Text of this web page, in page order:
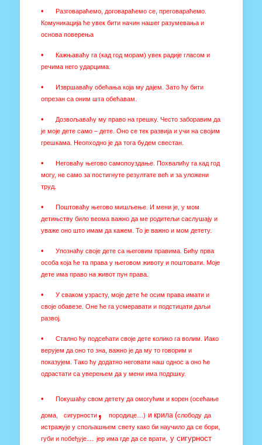
•
Разговараћемо, договараћемо се, преговараћемо.
Комуникација ће увек бити начин нашег разумевања и
основа поверења
•
Кажњаваћу га (кад год морам) увек радије гласом и
речима него ударцима.
•
Извршаваћу обећања која му дајем. Зато ћу бити
опрезан са оним шта обећавам.
•
Дозвољаваћу му право на грешку. Често заборавим да
је моје дете само – дете. Оно се тек развија и учи на својим
грешкама. Неопходно је да тога будем свестан.
•
Неговаћу његово самопоуздање. Похвалићу га кад год
могу, не само за постигнуте резултате већ и за уложени
труд.
•
Поштоваћу његово мишљење. И мени је, у мом
детињству било веома важно да ме родитељи саслушају и
уваже оно што имам да кажем. То је важно и мом детету.
•
Упознаћу своје дете са његовим правима. Бићу прва
особа која ће та права у његовом животу и поштовати. Моје
дете има право на живот пун права.
•
У сваком узрасту, моје дете ће осим права имати и
своје обавезе. Оне ће га усмеравати и подстицати даљи
развој.
•
Стално ћу подсећати своје дете колико га волим. Иако
верујем да оно то зна, важно је да му то говорим и
показујем. Тако ћу додатно неговати наш однос а оно ће
одрастати са уверењем да у мени има подршку.
• Покушаћу свом детету да омогућим и корен (осећање
дома, сигурности, породице…) и крила (слободу да
истражује у спољашњем свету како би научило да се бори,
губи и побеђује… јер има где да се врати, у сигурност